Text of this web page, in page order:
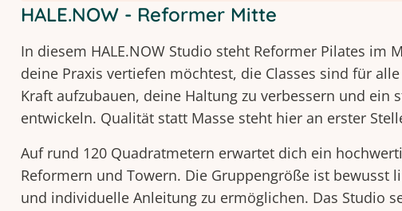
HALE.NOW - Reformer Mitte
In diesem HALE.NOW Studio steht Reformer Pilates im
deine Praxis vertiefen möchtest, die Classes sind für
Kraft aufzubauen, deine Haltung zu verbessern und ein
entwickeln. Qualität statt Masse steht hier an erster
Auf rund 120 Quadratmetern erwartet dich ein
Reformern und Towern. Die Gruppengröße ist
und individuelle Anleitung zu ermöglichen. Das Studio